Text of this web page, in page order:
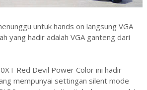
untuk hands on langsung VGA
yang hadir adalah VGA ganteng dari
Red Devil Power Color ini hadir
mempunyai settingan silent mode